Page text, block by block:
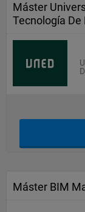
Máster
Tecnología De
Máster BIM